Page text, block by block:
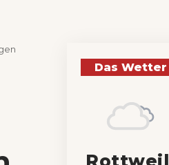
Das Wetter
Rottweil